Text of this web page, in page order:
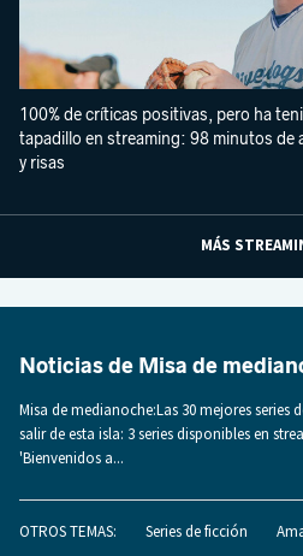
100% de críticas positivas, pero ha
tapadillo en streaming: 98 minutos de
y risas
MÁS
Noticias de Misa de
Misa de medianoche:Las 30 mejores series
salir de esta isla: 3 series disponibles en
'Bienvenidos a...
OTROS TEMAS: Series de ficción